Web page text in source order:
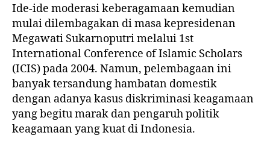
Ide-ide moderasi keberagamaan kemudian
mulai dilembagakan di masa kepresidenan
Megawati Sukarnoputri melalui 1st
International Conference of Islamic Scholars
(ICIS) pada 2004. Namun, pelembagaan ini
banyak tersandung hambatan domestik
dengan adanya kasus diskriminasi keagamaan
yang begitu marak dan pengaruh politik
keagamaan yang kuat di Indonesia.